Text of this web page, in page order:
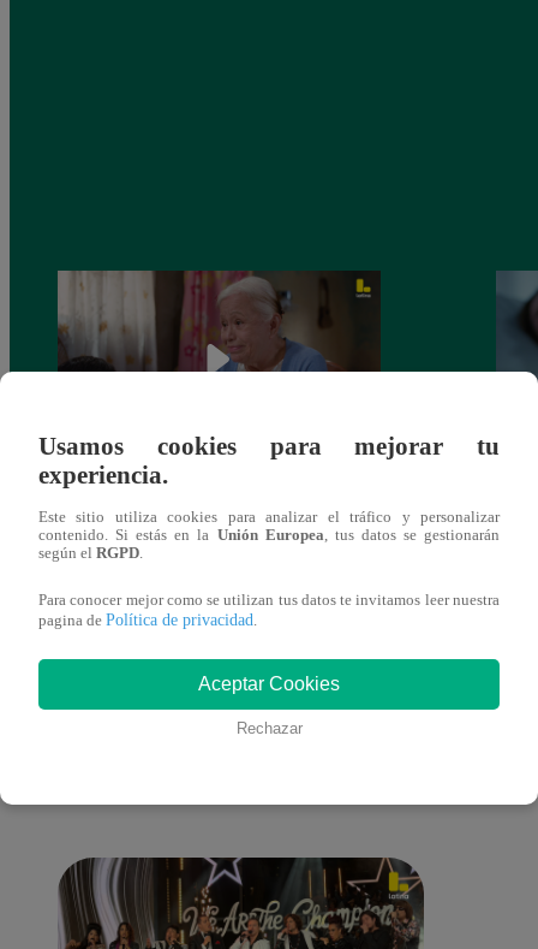
toma una difícil decisión por el futuro de
sus nietos!
También te puede
Usamos cookies para mejorar tu
experiencia.
Este sitio utiliza cookies para analizar el tráfico y personalizar
contenido. Si estás en la Unión Europea , tus datos se gestionarán
según el RGPD
Para conocer mejor como se utilizan tus datos te invitamos leer nuestra
pagina de Política de privacidad
Aceptar Cookies
Rechazar